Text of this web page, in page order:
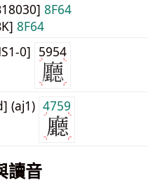
8F64
8F64
0] 5954
(aj1) 4759
讀音